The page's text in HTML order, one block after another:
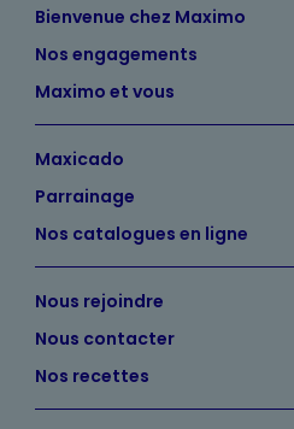
Bienvenue chez Maximo
Nos engagements
Maximo et vous
Maxicado
Parrainage
Nos catalogues en ligne
Nous rejoindre
Nous contacter
Nos recettes